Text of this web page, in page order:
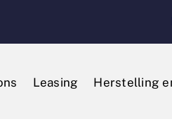
Leasing Herstelling